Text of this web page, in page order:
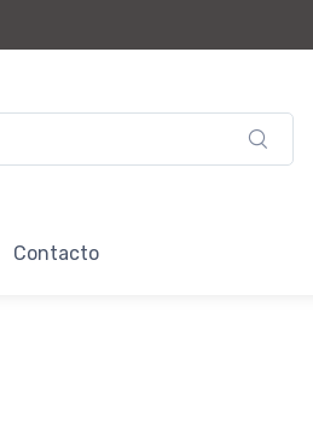
Contacto